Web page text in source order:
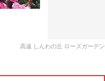
高遠 しんわの丘 ローズガーデン